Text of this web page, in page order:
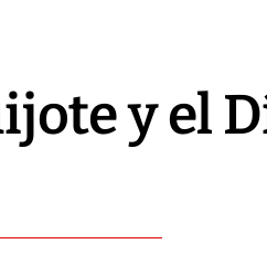
y el